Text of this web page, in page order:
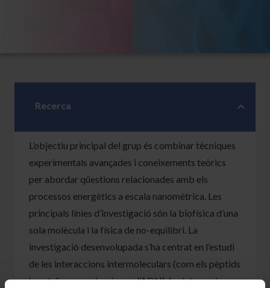
Recerca
L’objectiu principal del grup és combinar tècniques
experimentals avançades i coneixements teòrics
per abordar qüestions relacionades amb els
processos energètics a escala nanomètrica. Les
principals línies d’investigació són la biofísica d’una
sola molècula i la física de no-equilibri. La
investigació desenvolupada s’ha centrat en l’estudi
de les interaccions intermoleculars (com els pèptids
i proteïnes que s’uneixen a l’ADN), les interaccions